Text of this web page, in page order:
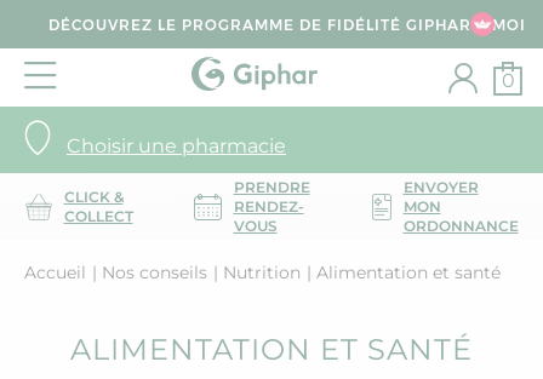
DÉCOUVREZ LE PROGRAMME DE FIDÉLITÉ GIPHAR & MOI
Choisir une pharmacie
0
CLICK &
COLLECT
PRENDRE
RENDEZ-
VOUS
ENVOYER
MON
ORDONNANCE
Accueil Nos conseils Nutrition Alimentation et santé
ALIMENTATION ET SANTÉ